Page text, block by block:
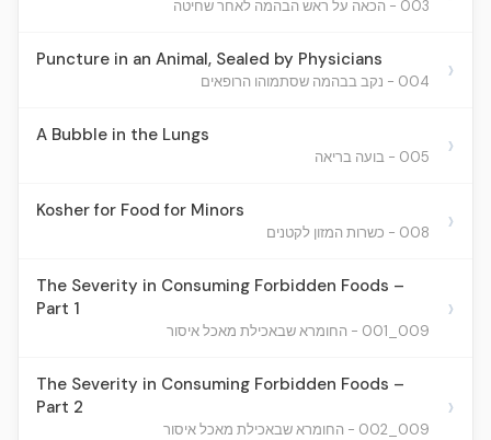
003 - הכאה על ראש הבהמה לאחר שחיטה
Puncture in an Animal, Sealed by Physicians
004 - נקב בבהמה שסתמוהו הרופאים ›
A Bubble in the Lungs
005 - בועה בריאה ›
Kosher for Food for Minors
008 - כשרות המזון לקטנים ›
The Severity in Consuming Forbidden Foods –
Part 1
009_001 - החומרא שבאכילת מאכל איסור
›
The Severity in Consuming Forbidden Foods –
Part 2
009_002 - החומרא שבאכילת מאכל איסור
›